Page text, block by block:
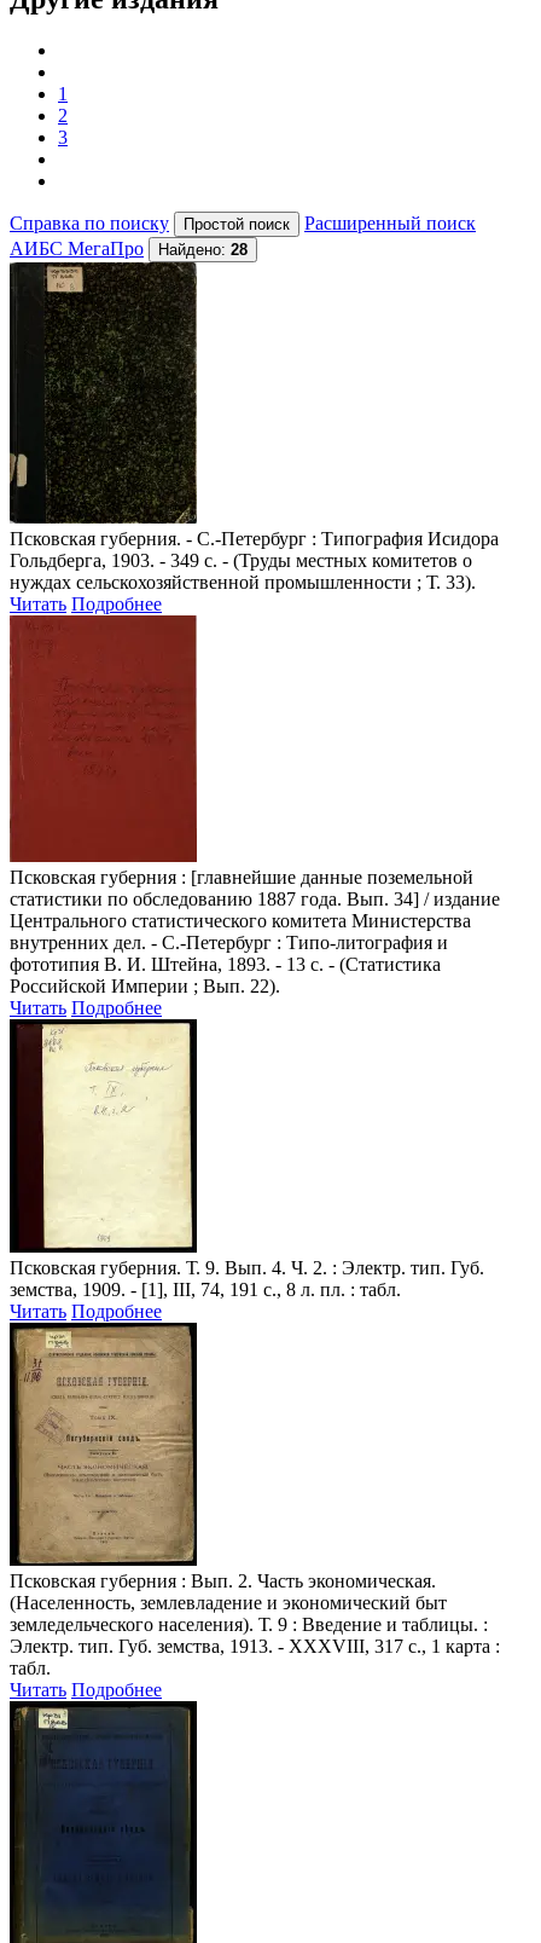
1
2
3
Справка по поиску
Расширенный поиск
АИБС МегаПро
Найдено: 28
Псковская губерния. - С.-Петербург : Типография Исидора
Гольдберга, 1903. - 349 с. - (Труды местных комитетов о
нуждах сельскохозяйственной промышленности ; Т. 33).
Читать Подробнее
Псковская губерния : [главнейшие данные поземельной
статистики по обследованию 1887 года. Вып. 34] / издание
Центрального статистического комитета Министерства
внутренних дел. - С.-Петербург : Типо-литография и
фототипия В. И. Штейна, 1893. - 13 с. - (Статистика
Российской Империи ; Вып. 22).
Читать Подробнее
Псковская губерния. Т. 9. Вып. 4. Ч. 2. : Электр. тип. Губ.
земства, 1909. - [1], III, 74, 191 с., 8 л. пл. : табл.
Читать Подробнее
Псковская губерния : Вып. 2. Часть экономическая.
(Населенность, землевладение и экономический быт
земледельческого населения). Т. 9 : Введение и таблицы. :
Электр. тип. Губ. земства, 1913. - XXXVIII, 317 с., 1 карта :
табл.
Читать Подробнее